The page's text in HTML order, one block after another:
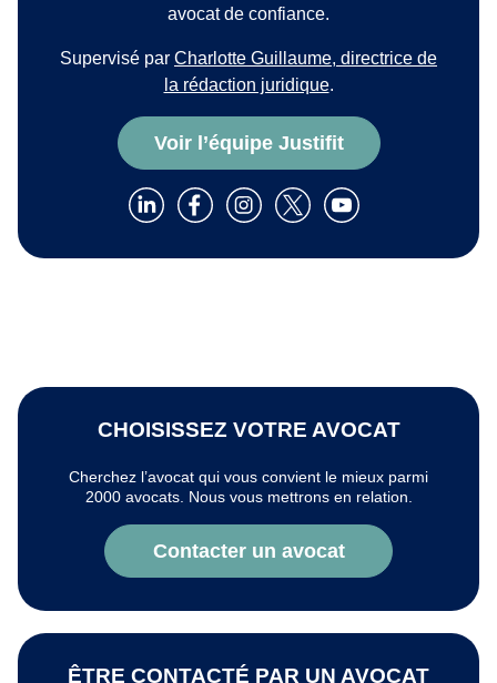
avocat de confiance.
Supervisé par Charlotte Guillaume, directrice de
la rédaction juridique.
Voir l’équipe Justifit
CHOISISSEZ VOTRE AVOCAT
Cherchez l’avocat qui vous convient le mieux parmi
2000 avocats. Nous vous mettrons en relation.
Contacter un avocat
ÊTRE CONTACTÉ PAR UN AVOCAT